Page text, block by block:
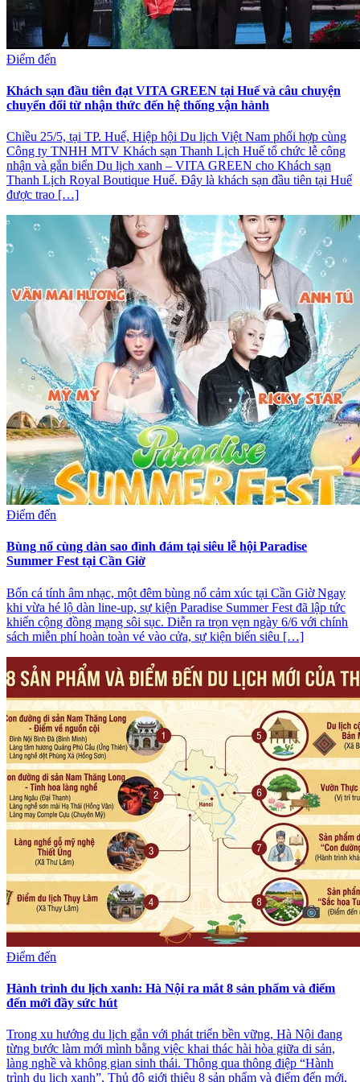
Điểm đến
Khách sạn đầu tiên đạt VITA GREEN tại Huế và câu chuyện
chuyển đổi từ nhận thức đến hệ thống vận hành
Chiều 25/5, tại TP. Huế, Hiệp hội Du lịch Việt Nam phối hợp cùng
Công ty TNHH MTV Khách sạn Thanh Lịch Huế tổ chức lễ công
nhận và gắn biển Du lịch xanh – VITA GREEN cho Khách sạn
Thanh Lịch Royal Boutique Huế. Đây là khách sạn đầu tiên tại Huế
được trao […]
Điểm đến
Bùng nổ cùng dàn sao đình đám tại siêu lễ hội Paradise
Summer Fest tại Cần Giờ
Bốn cá tính âm nhạc, một đêm bùng nổ cảm xúc tại Cần Giờ Ngay
khi vừa hé lộ dàn line-up, sự kiện Paradise Summer Fest đã lập tức
khiến cộng đồng mạng sôi sục. Diễn ra trọn vẹn ngày 6/6 với chính
sách miễn phí hoàn toàn vé vào cửa, sự kiện biến siêu […]
Điểm đến
Hành trình du lịch xanh: Hà Nội ra mắt 8 sản phẩm và điểm
đến mới đầy sức hút
Trong xu hướng du lịch gắn với phát triển bền vững, Hà Nội đang
từng bước làm mới mình bằng việc khai thác hài hòa giữa di sản,
làng nghề và không gian sinh thái. Thông qua thông điệp “Hành
trình du lịch xanh”, Thủ đô giới thiệu 8 sản phẩm và điểm đến mới,